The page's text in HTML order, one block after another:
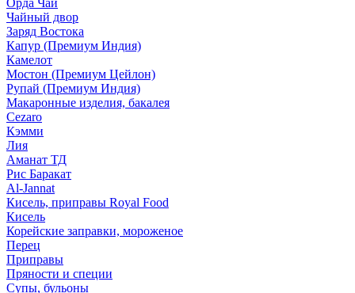
Орда Чай
Чайный двор
Заряд Востока
Капур (Премиум Индия)
Камелот
Мостон (Премиум Цейлон)
Рупай (Премиум Индия)
Макаронные изделия, бакалея
Cezaro
Кэмми
Лия
Аманат ТД
Рис Баракат
Al-Jannat
Кисель, приправы Royal Food
Кисель
Корейские заправки, мороженое
Перец
Приправы
Пряности и специи
Супы, бульоны